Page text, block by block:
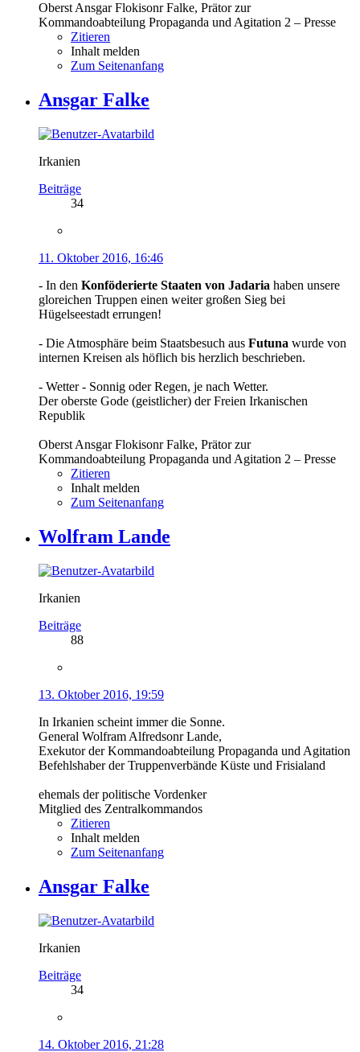
Oberst Ansgar Flokisonr Falke, Prätor zur
Kommandoabteilung Propaganda und Agitation 2 – Presse
Zitieren
Inhalt melden
Zum Seitenanfang
Ansgar Falke
Irkanien
Beiträge
34
11. Oktober 2016, 16:46
- In den Konföderierte Staaten von Jadaria haben unsere
gloreichen Truppen einen weiter großen Sieg bei
Hügelseestadt errungen!
- Die Atmosphäre beim Staatsbesuch aus Futuna wurde von
internen Kreisen als höflich bis herzlich beschrieben.
- Wetter - Sonnig oder Regen, je nach Wetter.
Der oberste Gode (geistlicher) der Freien Irkanischen
Republik
Oberst Ansgar Flokisonr Falke, Prätor zur
Kommandoabteilung Propaganda und Agitation 2 – Presse
Zitieren
Inhalt melden
Zum Seitenanfang
Wolfram Lande
Irkanien
Beiträge
88
13. Oktober 2016, 19:59
In Irkanien scheint immer die Sonne.
General Wolfram Alfredsonr Lande,
Exekutor der Kommandoabteilung Propaganda und Agitation
Befehlshaber der Truppenverbände Küste und Frisialand
ehemals der politische Vordenker
Mitglied des Zentralkommandos
Zitieren
Inhalt melden
Zum Seitenanfang
Ansgar Falke
Irkanien
Beiträge
34
14. Oktober 2016, 21:28